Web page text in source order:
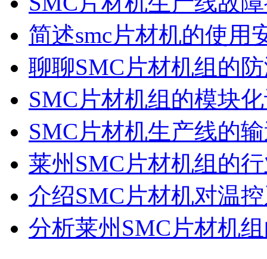
简述smc片材机的使用
聊聊SMC片材机组的
SMC片材机组的模块
SMC片材机生产线的
莱州SMC片材机组的
介绍SMC片材机对温
分析莱州SMC片材机